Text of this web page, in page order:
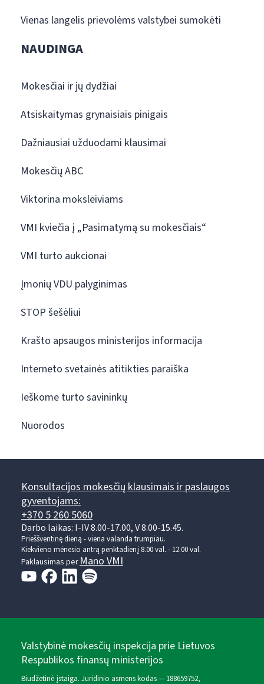
Vienas langelis prievolėms valstybei sumokėti
NAUDINGA
Mokesčiai ir jų dydžiai
Atsiskaitymas grynaisiais pinigais
Dažniausiai užduodami klausimai
Mokesčių ABC
Viktorina moksleiviams
VMI kviečia į „Pasimatymą su mokesčiais“
VMI turto aukcionai
Įmonių VDU palyginimas
STOP šešėliui
Krašto apsaugos ministerijos informacija
Interneto svetainės atitikties paraiška
Ieškome turto savininkų
Nuorodos
Konsultacijos mokesčių klausimais ir paslaugos
gyventojams:
+370 5 260 5060
Darbo laikas: I-IV 8.00-17.00, V 8.00-15.45.
Prieššventinę dieną - viena valanda trumpiau.
Kiekvieno mėnesio antrą penktadienį 8.00 val. - 12.00 val.
Paklausimas perMano VMI
Valstybinė mokesčių inspekcija prie Lietuvos
Respublikos finansų ministerijos
Biudžetinė įstaiga. Juridinio asmens kodas — 188659752,